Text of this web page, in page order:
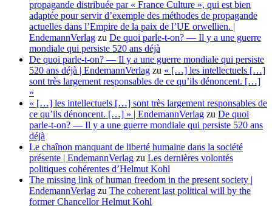
propagande
actuelles
l’Empire
orwellien.
propagande distribuée par « France Culture », qui est bien
adaptée pour servir d’exemple des méthodes de propagande
actuelles dans l’Empire de la paix de l’UE orwellien. |
EndemannVerlag zu De quoi parle-t-on? — Il y a une guerre
mondiale qui persiste 520 ans déjà
De quoi parle-t-on? — Il y a une guerre mondiale qui persiste
520 ans déjà | EndemannVerlag zu « […] les intellectuels […]
sont très largement responsables de ce qu’ils dénoncent. […]
»
« […] les intellectuels […] sont très largement responsables de
ce qu’ils dénoncent. […] » | EndemannVerlag zu De quoi
parle-t-on? — Il y a une guerre mondiale qui persiste 520 ans
déjà
Le chaînon manquant de liberté humaine dans la société
présente | EndemannVerlag zu Les dernières volontés
politiques cohérentes d’Helmut Kohl
The missing link of human freedom in the present society |
EndemannVerlag zu The coherent last political will by the
former Chancellor Helmut Kohl